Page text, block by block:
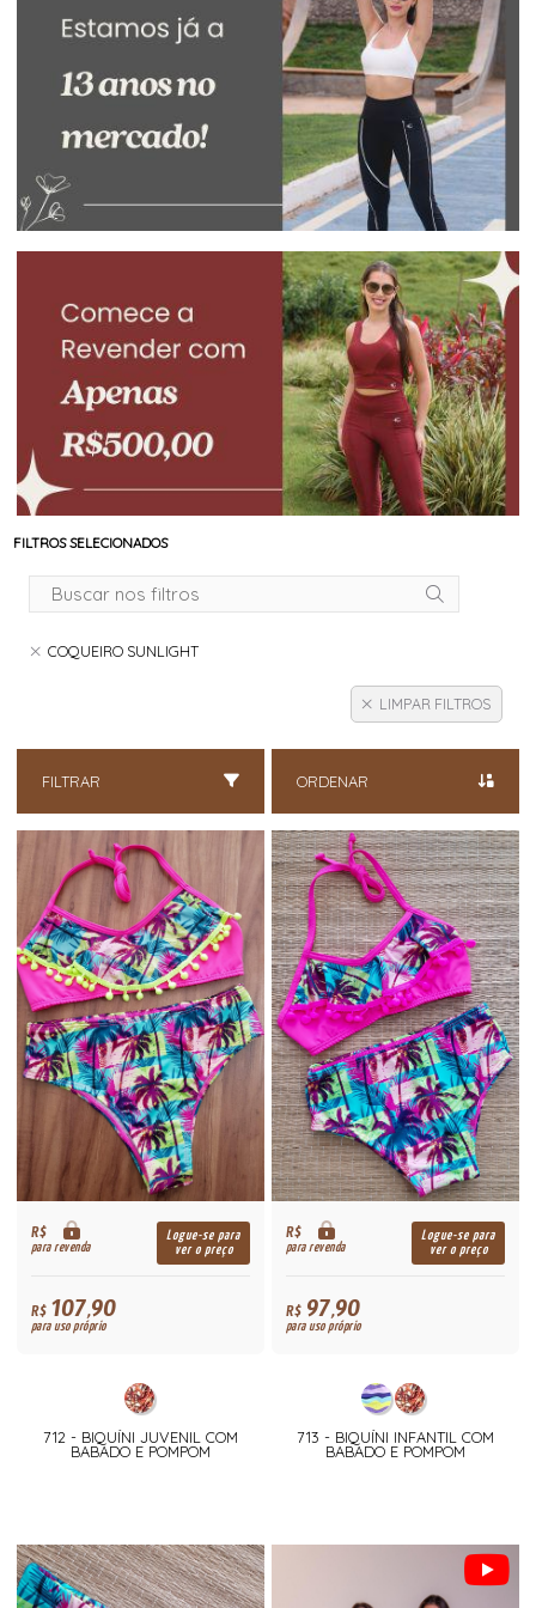
FILTROS SELECIONADOS
COQUEIRO SUNLIGHT
LIMPAR FILTROS
FILTRAR ORDENAR
R$
para revenda
Logue-se para
ver o preço
R$107,90
para uso próprio
712 - BIQUÍNI JUVENIL COM
BABADO E POMPOM
R$
para revenda
Logue-se para
ver o preço
R$97,90
para uso próprio
713 - BIQUÍNI INFANTIL COM
BABADO E POMPOM